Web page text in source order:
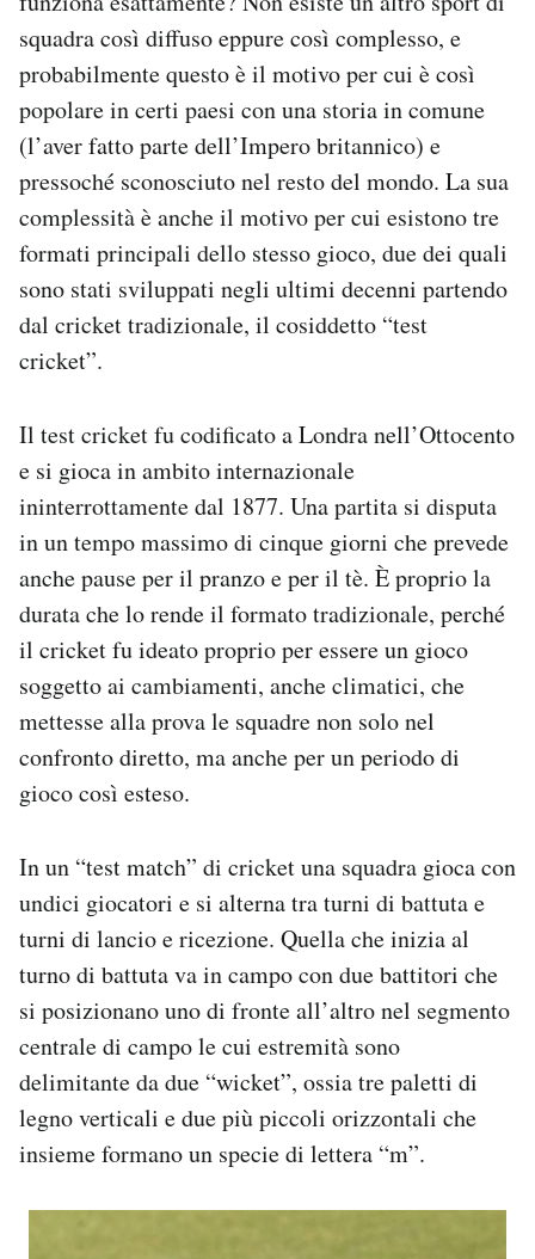
squadra così diffuso eppure così complesso, e
probabilmente questo è il motivo per cui è così
popolare in certi paesi con una storia in comune
(l’aver fatto parte dell’Impero britannico) e
pressoché sconosciuto nel resto del mondo. La sua
complessità è anche il motivo per cui esistono tre
formati principali dello stesso gioco, due dei quali
sono stati sviluppati negli ultimi decenni partendo
dal cricket tradizionale, il cosiddetto “test
cricket”.
Il test cricket fu codificato a Londra nell’Ottocento
e si gioca in ambito internazionale
ininterrottamente dal 1877. Una partita si disputa
in un tempo massimo di cinque giorni che prevede
anche pause per il pranzo e per il tè. È proprio la
durata che lo rende il formato tradizionale, perché
il cricket fu ideato proprio per essere un gioco
soggetto ai cambiamenti, anche climatici, che
mettesse alla prova le squadre non solo nel
confronto diretto, ma anche per un periodo di
gioco così esteso.
In un “test match” di cricket una squadra gioca con
undici giocatori e si alterna tra turni di battuta e
turni di lancio e ricezione. Quella che inizia al
turno di battuta va in campo con due battitori che
si posizionano uno di fronte all’altro nel segmento
centrale di campo le cui estremità sono
delimitante da due “wicket”, ossia tre paletti di
legno verticali e due più piccoli orizzontali che
insieme formano un specie di lettera “m”.